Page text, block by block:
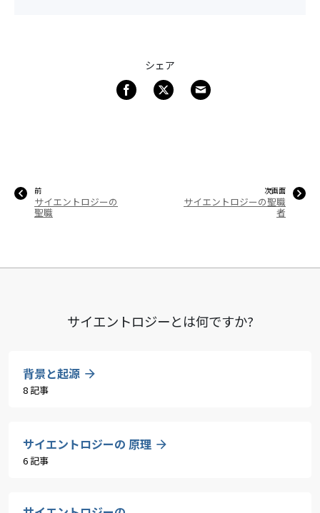
シェア
前
サイエントロジーの
聖職
次画面
サイエントロジーの聖職
者
サイエントロジーとは何ですか?
背景と起源
8 記事
サイエントロジーの 原理
6 記事